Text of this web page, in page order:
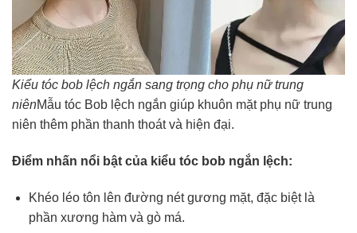
Kiểu tóc bob lệch ngắn sang trọng cho phụ nữ trung
niênMẫu tóc Bob lệch ngắn giúp khuôn mặt phụ nữ trung
niên thêm phần thanh thoát và hiện đại.
Điểm nhấn nổi bật của kiểu tóc bob ngắn lệch:
Khéo léo tôn lên đường nét gương mặt, đặc biệt là
phần xương hàm và gò má.